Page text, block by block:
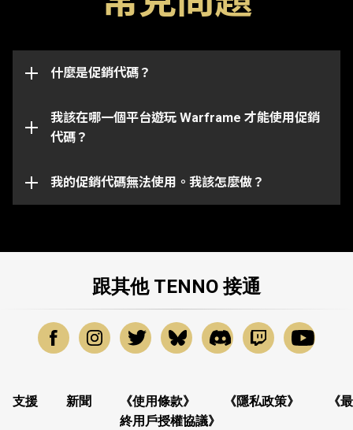
什麼是促銷代碼？
促銷代碼是解鎖遊戲內物品（如浮印，加成或武器）的
後便無法使用。促銷代碼也可能與特定帳戶已連結並僅
適用於代碼最初發送到的帳戶上。
我該在哪一個平台遊玩 Warframe 才能使用促銷
代碼？
Warframe 帳戶已連結的任何一個平台上。
請注意某些代碼僅適用於某些平台上。請確保你登入到
跟你所選平台已連結的 Warframe 帳戶。
我的促銷代碼無法使用。我該怎麼做？
你的促銷代碼有可能已經過期或是被兌換過了。如需在
提交問題單。
跟其他 TENNO 接通
支援 新聞 《使用條款》 《隱私政策》
《最
終用戶授權協議》